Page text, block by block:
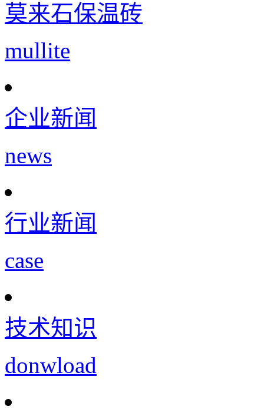
莫来石保温砖
mullite
企业新闻
news
行业新闻
case
技术知识
donwload